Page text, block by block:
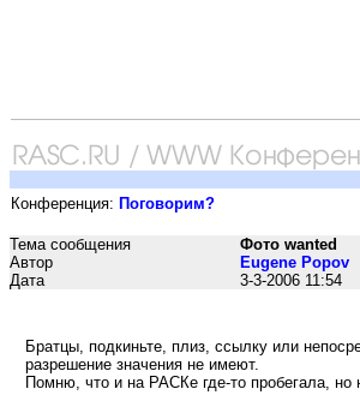
Конференция: Поговорим?
Тема сообщения
Фото wanted
Автор
Eugene Popov
Дата
3-3-2006 11:54
Братцы, подкиньте, плиз, ссылку или
разрешение значения не имеют.
Помню, что и на РАСКе где-то пробегала, но